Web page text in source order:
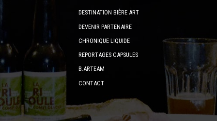
DESTINATION BIÈRE ART
DEVENIR PARTENAIRE
CHRONIQUE LIQUIDE
REPORTAGES CAPSULES
B.ARTEAM
CONTACT